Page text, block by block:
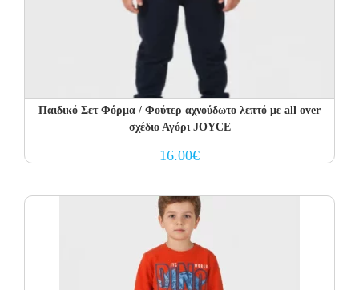
Παιδικό Σετ Φόρμα / Φούτερ αχνούδωτο λεπτό με all over
σχέδιο Αγόρι JOYCE
16.00€